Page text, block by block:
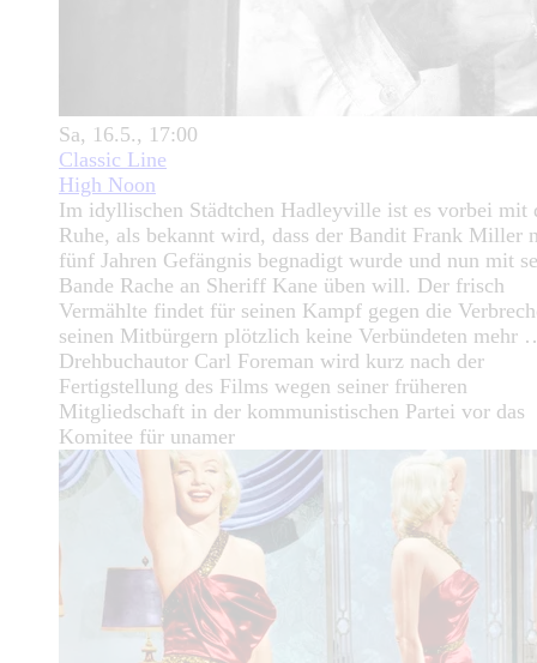
Sa, 16.5., 17:00
Classic Line
High Noon
Im idyllischen Städtchen Hadleyville ist es vorbei mit
Ruhe, als bekannt wird, dass der Bandit Frank Miller
fünf Jahren Gefängnis begnadigt wurde und nun mit
Bande Rache an Sheriff Kane üben will. Der frisch
Vermählte findet für seinen Kampf gegen die
seinen Mitbürgern plötzlich keine Verbündeten mehr
Drehbuchautor Carl Foreman wird kurz nach der
Fertigstellung des Films wegen seiner früheren
Mitgliedschaft in der kommunistischen Partei vor das
Komitee für unamer